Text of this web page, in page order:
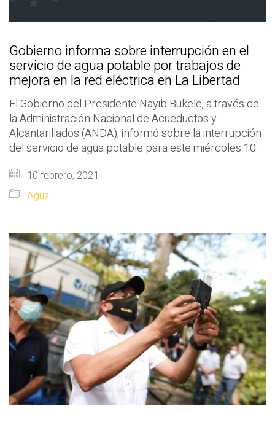
Gobierno informa sobre interrupción en el
servicio de agua potable por trabajos de
mejora en la red eléctrica en La Libertad
El Gobierno del Presidente Nayib Bukele, a través de
la Administración Nacional de Acueductos y
Alcantarillados (ANDA), informó sobre la interrupción
del servicio de agua potable para este miércoles 10.
10 febrero, 2021
Agua